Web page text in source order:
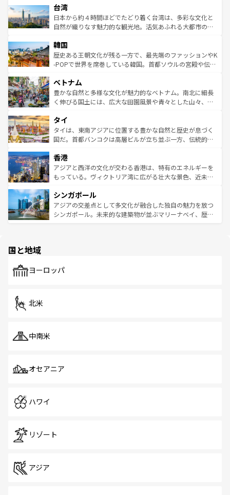
情報は
人々、おいしいローカルフードやハワイアンミュージッ
ク、伝統的なフラダンスなど、すべてがハワイの魅力を彩
っている。訪れるたびに新しい発見と感動が待っているハ
はコンテンツ一覧
リアリーフや大陸中央部にそびえるウルル（エアーズロッ
ク）、タスマニアの美しい原生林やケアンズの熱帯雨林な
ど、見どころがたくさん。また、カフェやワイン、オージ
いる。アクティビティも充実しており、サーフィンやダイ
ビング、ハイキングなど、アウトドア好きにはたまらな
い。オーストラリアの多彩な魅力を存分に味わいつくそ
参照してほしい。
台湾
日本から約４時間ほどでたどり着く台湾は、多彩な文化と
自然が織りなす魅力的な観光地。活気あふれる大都市の台
ン）、静ひつな山岳地帯である台湾東部など、都市の喧騒
と山間の静けさが共存しており、訪れる人に新しい発見と
驚きをもたらしてくれる。また、奥深い台湾の食文化も魅
容にもいいと評判のスイーツなど、バラエティ豊かな料理
が味わえる。 なお、新着の台湾情報は コンテンツ一覧を参
照してほしい。
韓国
歴史ある王朝文化が残る一方で、最先端のファッションやK
-POPで世界を席巻している韓国。首都ソウルの宮殿や伝統
き、地方に足を延ばせば四季折々の自然美を楽しむことが
できる。そして、キムチや焼肉、絶品のストリートフード
まで、さまざまな韓国料理が待っている。夜には、韓国な
リティに包まれながら、韓国の多彩な魅力を心ゆくまで味
わってみてほしい。 なお、新着の韓国情報はコンテンツ一
覧を参照してほしい。
ベトナム
豊かな自然と多様な文化が魅力的なベトナム。南北に細長
く伸びる国土には、広大な田園風景や青々とした山々、世
急速な発展と共に伝統が息づく。ハノイの古い町並みやホ
ーチミン市のフランス統治時代の建物も、独特の雰囲気を
醸し出している。また、バラエティの豊かさとおいしさで
とつ。フォーやバインミー、ベトナムコーヒーなどは、ぜ
ひ現地で味わいたい。どの地域を訪れてもあたたかい人々
が旅行者を迎えてくれるので、きっと忘れられない旅にな
参照してほしい。
タイ
タイは、東南アジアに位置する豊かな自然と歴史が息づく
国だ。首都バンコクは高層ビルが立ち並ぶ一方、伝統的な
の活気が交差している。北部ではチェンマイなどの山岳地
帯で自然と触れ合い、南部ではプーケットやクラビの美し
いビーチでリゾート気分を楽しむことができる。タイ料理
激する。気候は一年中温暖で、どの季節にも異なる楽しみ
が待っている。親しみやすいタイの人々、仏教を中心とし
た文化、そして多様な観光資源が、訪れる旅人を魅了し続
香港
アジアと西洋の文化が交わる香港は、特有のエネルギーを
もっている。ヴィクトリア湾に広がる壮大な景色、近未来
み、どこを訪れても感動するはず。観光スポットが密集し
ており、効率よく見どころを回れるのも魅力。息をのむよ
うな絶景から文化的な体験まで、香港を存分に楽しみ尽く
シンガポール
アジアの交差点として多文化が融合した独自の魅力を放つ
シンガポール。未来的な建築物が並ぶマリーナベイ、歴史
で、ホーカーズは地元の風情を楽しめる外せないスポット
国と地域
ヨーロッパ
北米
中南米
オセアニア
ハワイ
リゾート
アジア